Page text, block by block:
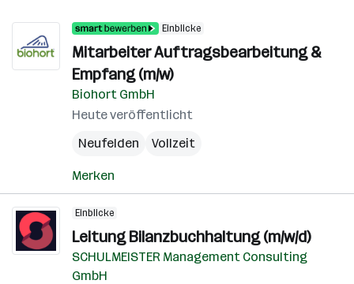
Einblicke
Mitarbeiter Auftragsbearbeitung &
Empfang (m/w)
Biohort GmbH
Heute veröffentlicht
Neufelden
Vollzeit
Merken
Einblicke
Leitung Bilanzbuchhaltung (m/w/d)
SCHULMEISTER Management Consulting
GmbH